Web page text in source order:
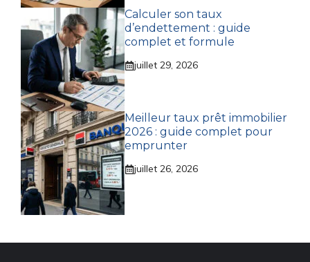
Calculer son taux
d’endettement : guide
complet et formule
juillet 29, 2026
Meilleur taux prêt immobilier
2026 : guide complet pour
emprunter
juillet 26, 2026